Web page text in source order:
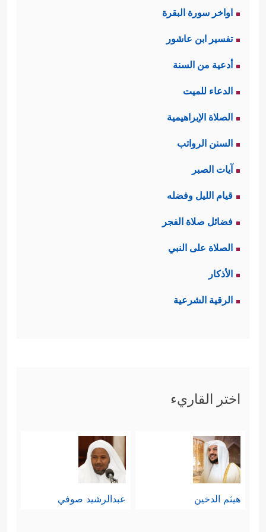
التأكيد على أهمية الصلاة بالنسبة للجُند؛
فهي صِلَتهم بهويَّتهم وعقيدتهم، وصِلَتهم
فيما بينهم.
ثانيًا: الذكر﴿فَٱذۡكُرُواْ ٱللَّهَ قِیَـٰمࣰا وَقُعُودࣰا وَعَلَىٰ
جُنُوبِكُمۡۚ﴾وهذا تنبيهٌ على أهميَّة الذكر في
صياغة شخصيَّة الجندي إيمانًا وشجاعةً،
وتنزُّهًا عن الحطام ودواعي الجُبن
والقعود، وفي الذكر ترسيخٌ لقيم الألفة
والتعاون ومحبَّة الخير، والتغاضِي عن
أسباب النزاع والخلاف.
ثالثًا: الحذر، وهو ركن التربية العسكرية
وشهواتها، حتى مخططات العدو
المعلومات، وفتح الثغرات.
رابعًا: العزم والتحمل﴿وَلَا تَهِنُواْ فِی ٱبۡتِغَاۤءِ
ٱلۡقَوۡمِۖ إِن تَكُونُواْ تَأۡلَمُونَ فَإِنَّهُمۡ یَأۡلَمُونَ كَمَا تَأۡلَمُونَۖ
اواخر سورة البقرة
تفسير ابن عاشور
أدعية من السنة
الدعاء للميت
الصلاة الإبراهيمية
السنن الرواتب
آيات الصبر
قيام الليل وفضله
فضائل صلاة الفجر
الصلاة على النبي
الأذكار
الرقية الشرعية
اختر القاريء
هيثم الدخين عبدالرشيد صوفي